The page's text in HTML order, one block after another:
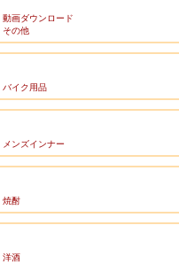
動画ダウンロード
その他
バイク用品
メンズインナー
焼酎
洋酒